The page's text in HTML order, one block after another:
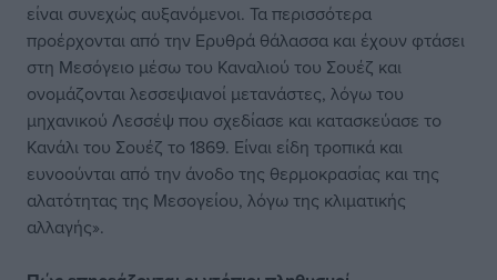
είναι συνεχώς αυξανόμενοι. Τα περισσότερα
προέρχονται από την Ερυθρά θάλασσα και έχουν φτάσει
στη Μεσόγειο μέσω του Καναλιού του Σουέζ και
ονομάζονται λεσσεψιανοί μετανάστες, λόγω του
μηχανικού Λεσσέψ που σχεδίασε και κατασκεύασε το
Κανάλι του Σουέζ το 1869. Είναι είδη τροπικά και
ευνοούνται από την άνοδο της θερμοκρασίας και της
αλατότητας της Μεσογείου, λόγω της κλιματικής
αλλαγής».